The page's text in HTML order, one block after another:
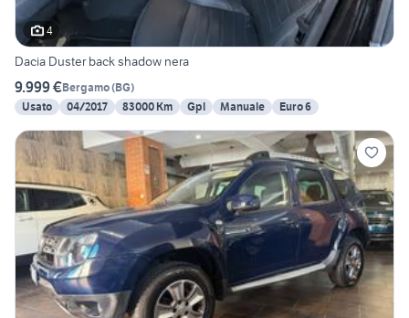
4
Dacia Duster back shadow nera
9.999 €Bergamo(BG)
Usato
04/2017 83000 Km Gpl Manuale Euro 6